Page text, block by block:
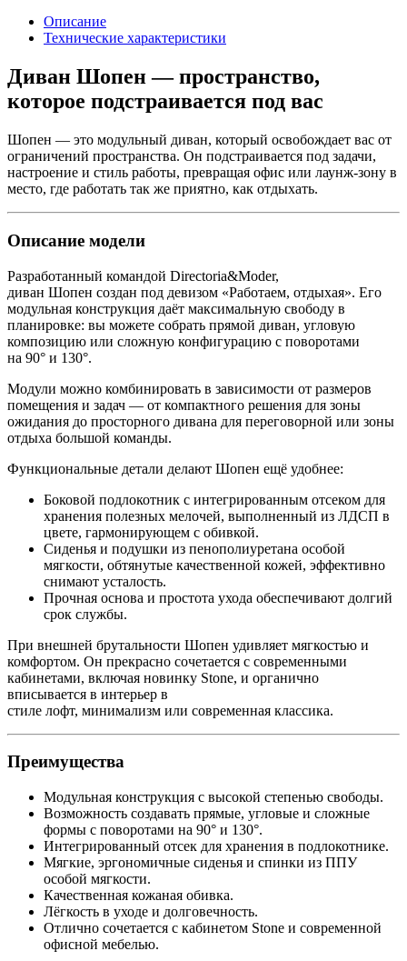
Описание
Технические характеристики
Диван Шопен — пространство,
которое подстраивается под вас
Шопен — это модульный диван, который освобождает вас от
ограничений пространства. Он подстраивается под задачи,
настроение и стиль работы, превращая офис или лаунж-зону в
место, где работать так же приятно, как отдыхать.
Описание модели
Разработанный командой Directoria&Moder,
диван Шопен создан под девизом «Работаем, отдыхая». Его
модульная конструкция даёт максимальную свободу в
планировке: вы можете собрать прямой диван, угловую
композицию или сложную конфигурацию с поворотами
на 90° и 130°.
Модули можно комбинировать в зависимости от размеров
помещения и задач — от компактного решения для зоны
ожидания до просторного дивана для переговорной или зоны
отдыха большой команды.
Функциональные детали делают Шопен ещё удобнее:
Боковой подлокотник с интегрированным отсеком для
хранения полезных мелочей, выполненный из ЛДСП в
цвете, гармонирующем с обивкой.
Сиденья и подушки из пенополиуретана особой
мягкости, обтянутые качественной кожей, эффективно
снимают усталость.
Прочная основа и простота ухода обеспечивают долгий
срок службы.
При внешней брутальности Шопен удивляет мягкостью и
комфортом. Он прекрасно сочетается с современными
кабинетами, включая новинку Stone, и органично
вписывается в интерьер в
стиле лофт, минимализм или современная классика.
Преимущества
Модульная конструкция с высокой степенью свободы.
Возможность создавать прямые, угловые и сложные
формы с поворотами на 90° и 130°.
Интегрированный отсек для хранения в подлокотнике.
Мягкие, эргономичные сиденья и спинки из ППУ
особой мягкости.
Качественная кожаная обивка.
Лёгкость в уходе и долговечность.
Отлично сочетается с кабинетом Stone и современной
офисной мебелью.